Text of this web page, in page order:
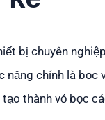
bị chuyên
năng chính là bọc
tạo thành vỏ bọc